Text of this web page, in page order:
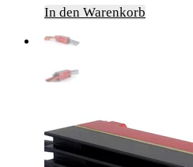
In den Warenkorb